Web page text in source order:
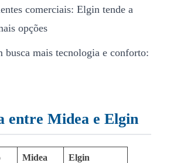
comerciais: Elgin tende a
opções
busca mais tecnologia e conforto:
entre Midea e Elgin
Midea Elgin